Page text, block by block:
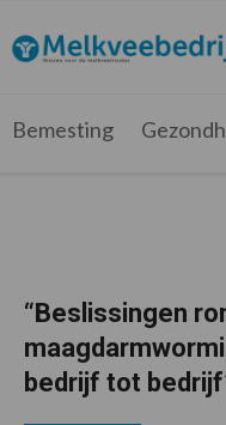
de
hoofdnavigatie
de
hoofd
de
eerste
de
voettekst
Melkveebedrijf.be
Nieuws
melkveehouder
Bemesting
“Beslissingen
bedrijf tot